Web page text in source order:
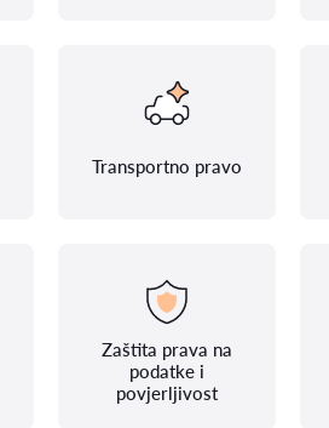
Transportno pravo
Zaštita prava na
podatke i
povjerljivost